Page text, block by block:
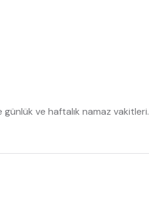
günlük ve haftalık namaz vakitleri.